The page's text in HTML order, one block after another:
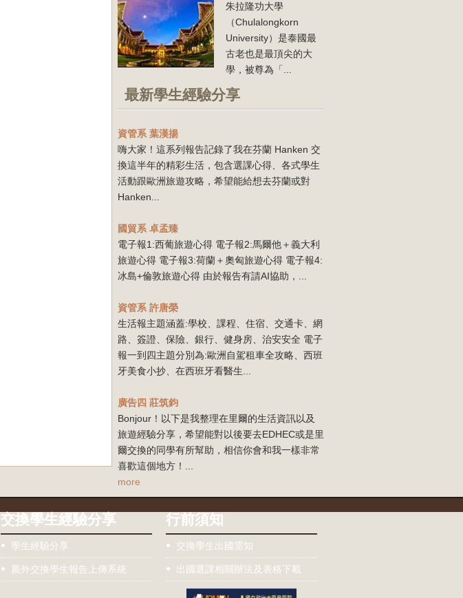
朱拉隆功大學
（Chulalongkorn
University）是泰國最
古老也是最頂尖的大
學，被尊為「...
最新學生經驗分享
資管系 葉漢揚
嗨大家！這系列報告記錄了我在芬蘭 Hanken 交
換這半年的精彩生活，包含選課心得、各式學生
活動跟歐洲旅遊攻略，希望能給想去芬蘭或對
Hanken...
國貿系 卓孟臻
電子報1:西葡旅遊心得 電子報2:馬爾他＋義大利
旅遊心得 電子報3:荷蘭＋奧匈旅遊心得 電子報4:
冰島+倫敦旅遊心得 由於報告有請AI協助，...
資管系 許唐榮
生活報主題涵蓋:學校、課程、住宿、交通卡、網
路、簽證、保險、銀行、健身房、治安安全 電子
報一到四主題分別為:歐洲自駕租車全攻略、西班
牙美食小抄、在西班牙看醫生...
廣告四 莊筑鈞
Bonjour！以下是我整理在里爾的生活資訊以及
旅遊經驗分享，希望能對以後要去EDHEC或是里
爾交換的同學有所幫助，相信你會和我一樣非常
喜歡這個地方！...
more
交換學生經驗分享
學生經驗分享
薦外交換學生報告上傳系統
行前須知
交換學生出國需知
出國選課相關辦法及表格下載